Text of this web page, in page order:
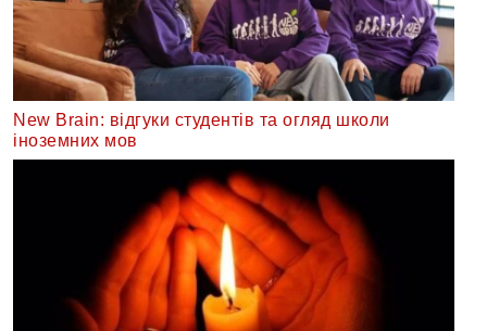
New Brain: відгуки студентів та огляд школи
іноземних мов